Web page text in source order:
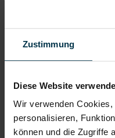
Zustimmung
Diese Website
Wir verwenden
personalisieren,
können und die Zugriffe
Industrie /
Das macht dir Spaß
Durchführung von
Reparaturarbeiten
Fehleranalyse und